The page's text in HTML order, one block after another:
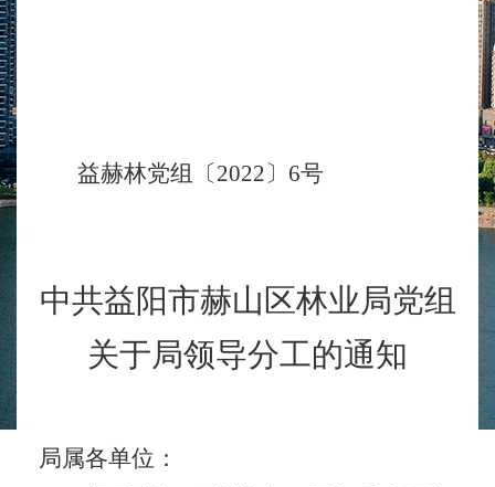
益赫林党组 〔2022〕 6号
中共益阳市赫山区林业局党组
关于局领导分工的通知
局属各单位：